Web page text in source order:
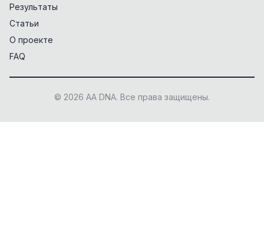
Результаты
Статьи
О проекте
FAQ
© 2026 AA DNA. Все права защищены.